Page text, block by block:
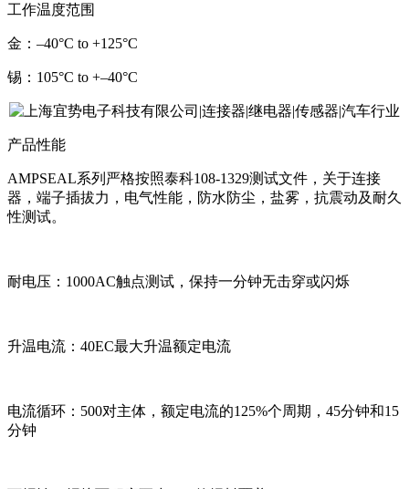
工作温度范围
金：–40°C to +125°C
锡：105°C to +–40°C
产品性能
AMPSEAL系列严格按照泰科108-1329测试文件，关于连接
器，端子插拔力，电气性能，防水防尘，盐雾，抗震动及耐久
性测试。
耐电压：1000AC触点测试，保持一分钟无击穿或闪烁
升温电流：40EC最大升温额定电流
电流循环：500对主体，额定电流的125%个周期，45分钟和15
分钟